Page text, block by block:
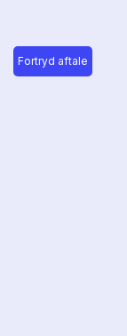
Fortryd aftale